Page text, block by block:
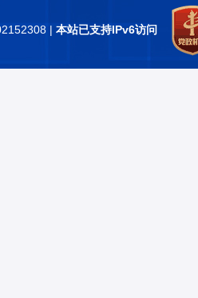
| 本站已支持IPv6访问